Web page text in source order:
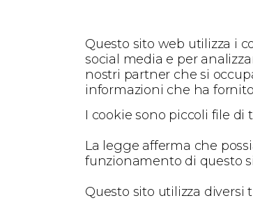
Questo sito web utilizza i
social media e per
nostri partner che si
informazioni che ha
I cookie sono piccoli file di
La legge afferma che
funzionamento di questo
Questo sito utilizza diversi